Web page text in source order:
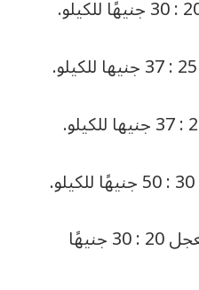
سجل سعر مانجو بيض العجل 20 : 30 جنيهًا